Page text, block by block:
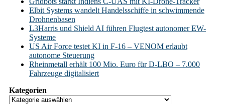
Elbit Systems wandelt Handelsschiffe in schwimmende
Drohnenbasen
L3Harris und Shield AI führen Flugtest autonomer EW-
Systeme
US Air Force testet KI in F-16 – VENOM erlaubt
autonome Steuerung
Rheinmetall erhält 100 Mio. Euro für D-LBO – 7.000
Fahrzeuge digitalisiert
Kategorien